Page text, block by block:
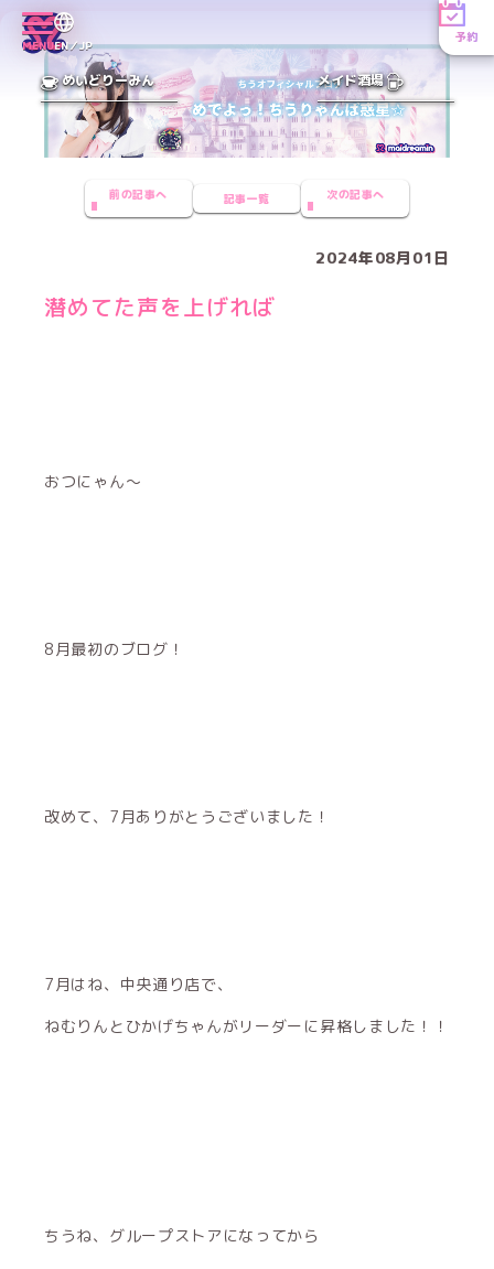
MENUEN／JP
予約
めいどりーみん メイド酒場
前の記事へ 記事一覧 次の記事へ
2024年08月01日
潜めてた声を上げれば
おつにゃん〜
8月最初のブログ！
改めて、7月ありがとうございました！
7月はね、中央通り店で、
ねむりんとひかげちゃんがリーダーに昇格しました！！
ちうね、グループストアになってから